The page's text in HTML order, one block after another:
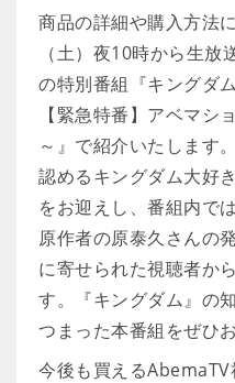
商品の詳細や購入方法
（土）夜10時から生
の特別番組『キングダ
【緊急特番】アベマシ
～』で紹介いたします
認めるキングダム大好
をお迎えし、番組内で
原作者の原泰久さんの
に寄せられた視聴者か
す。『キングダム』の
つまった本番組をぜひ
今後も買える